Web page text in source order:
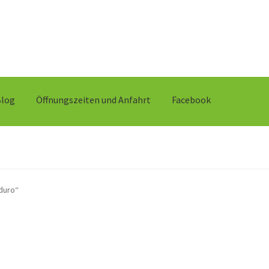
Öffnungszeiten und Anfahrt Facebook